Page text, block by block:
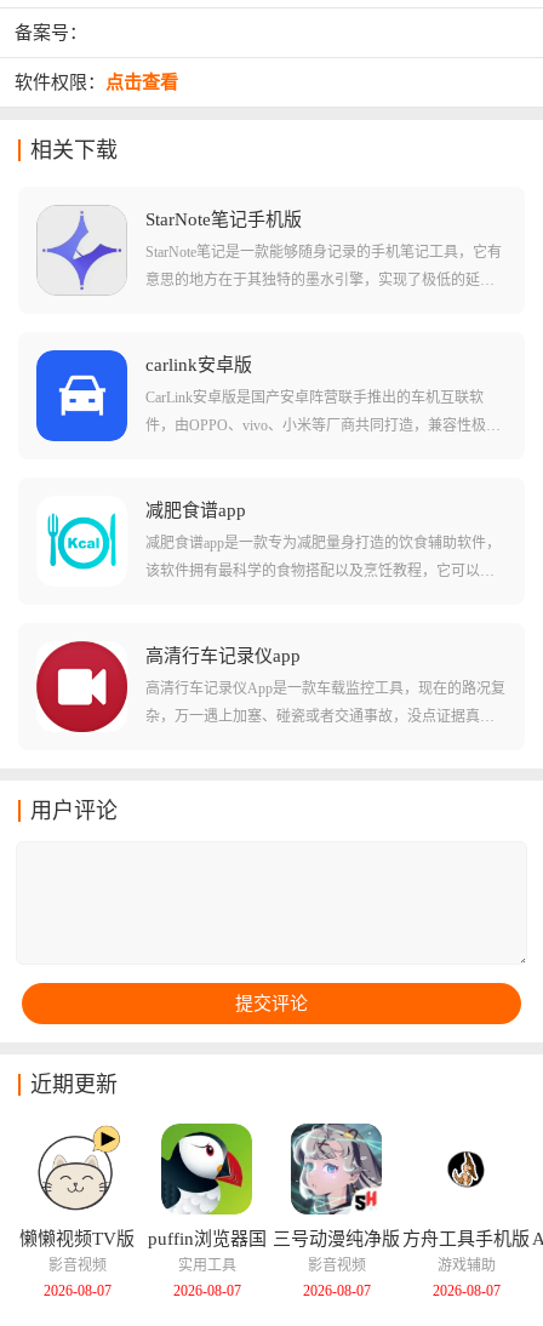
备案号：
软件权限： 点击查看
相关下载
StarNote笔记手机版
StarNote笔记是一款能够随身记录的手机笔记工具，它有
意思的地方在于其独特的墨水引擎，实现了极低的延迟
化功能，即便在屏幕上随意涂写，也能呈现出整洁、美
观的艺术效果。
carlink安卓版
CarLink安卓版是国产安卓阵营联手推出的车机互联软
件，由OPPO、vivo、小米等厂商共同打造，兼容性极
秒变车钥匙，在车机上也能享受导航、音乐、电话、视
频等功能，同时具备强大的投屏性能，支持有线或无线
连接。通过蓝牙完成首次配对后，后续可以自动连接无
唤醒，直接用语音命令汽车执行对应操作，还支持远程
开关空调、锁车、鸣笛、监测胎压、检测故障码等实用
功能，没有隐藏费用，不管是出行还是娱乐都能满足。
减肥食谱app
减肥食谱app是一款专为减肥量身打造的饮食辅助软件，
该软件拥有最科学的食物搭配以及烹饪教程，它可以有
烹饪教程每一道食谱都标注了详细的食材用量、热量数
值和操作步骤，从10分钟快手早餐到营养均衡的减脂晚
餐，简单易学，小白也能轻松上手。
高清行车记录仪app
高清行车记录仪App是一款车载监控工具，现在的路况复
杂，万一遇上加塞、碰瓷或者交通事故，没点证据真是
用户评论
近期更新
懒懒视频TV版
影音视频
2026-08-07
puffin浏览器国
际版
实用工具
2026-08-07
三号动漫纯净版
影音视频
2026-08-07
方舟工具手机版
游戏辅助
2026-08-07